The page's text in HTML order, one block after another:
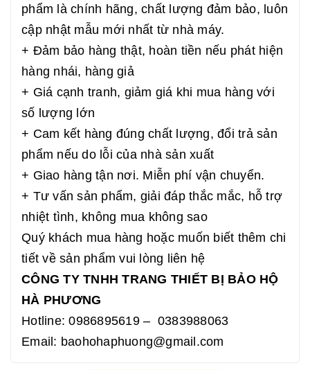
phẩm là chính hãng, chất lượng đảm bảo, luôn
cập nhật mẫu mới nhất từ nhà máy.
+ Đảm bảo hàng thật, hoàn tiền nếu phát hiện
hàng nhái, hàng giả
+ Giá cạnh tranh, giảm giá khi mua hàng với
số lượng lớn
+ Cam kết hàng đúng chất lượng, đổi trả sản
phẩm nếu do lỗi của nhà sản xuất
+ Giao hàng tận nơi. Miễn phí vận chuyển.
+ Tư vấn sản phẩm, giải đáp thắc mắc, hỗ trợ
nhiệt tình, không mua không sao
Quý khách mua hàng hoặc muốn biết thêm chi
tiết về sản phẩm vui lòng liên hệ
CÔNG TY TNHH TRANG THIẾT BỊ BẢO HỘ
HÀ PHƯƠNG
Hotline: 0986895619 – 0383988063
Email: baohohaphuong@gmail.com